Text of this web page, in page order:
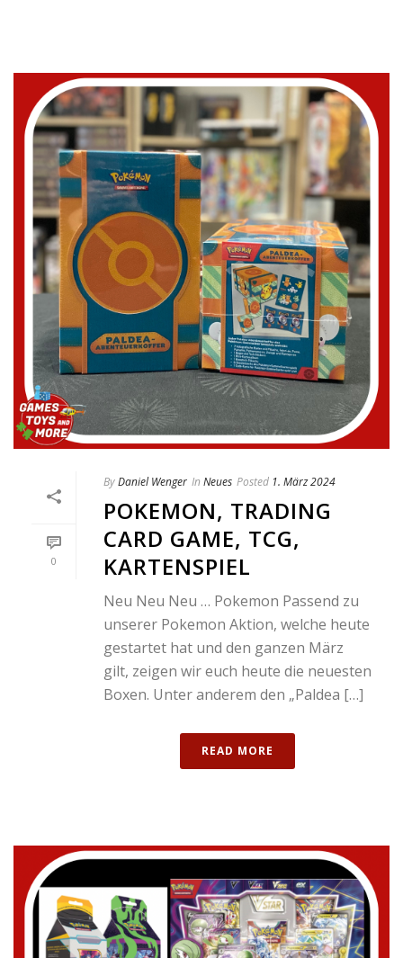
0
ByDaniel Wenger In Neues Posted 1. März 2024
POKEMON, TRADING
CARD GAME, TCG,
KARTENSPIEL
Neu Neu Neu … Pokemon Passend zu
unserer Pokemon Aktion, welche heute
gestartet hat und den ganzen März
gilt, zeigen wir euch heute die neuesten
Boxen. Unter anderem den „Paldea […]
READ MORE